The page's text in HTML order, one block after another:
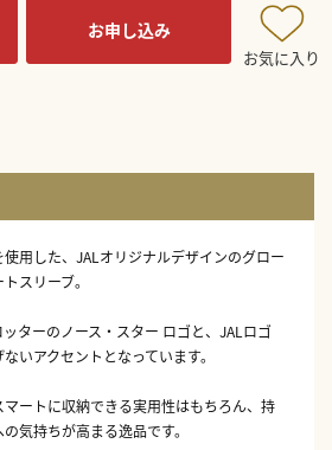
お申し込み
お気に入り
用した、JALオリジナルデザインのグロー
スリーブ。
ターのノース・スター ロゴと、JALロゴ
いアクセントとなっています。
ートに収納できる実用性はもちろん、持
気持ちが高まる逸品です。